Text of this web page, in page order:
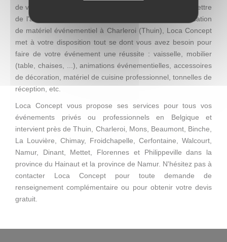
de visibilité pour une action promotionnelle ? Envie de mettre
de l'ambiance lors d'un événement ? Entreprise de location
de matériel événementiel à Charleroi (Thuin), Loca Concept
met à votre disposition tout se dont vous avez besoin pour
faire de votre événement une réussite : vaisselle, mobilier
(table, chaises, ...), animations événementielles, accessoires
de décoration, matériel de cuisine professionnel, tonnelles de
réception, etc.
Loca Concept vous propose ses services pour tous vos
événements privés ou professionnels en Belgique et
intervient près de Thuin, Charleroi, Mons, Beaumont, Binche,
La Louvière, Chimay, Froidchapelle, Cerfontaine, Walcourt,
Namur, Dinant, Mettet, Florennes et Philippeville dans la
province du Hainaut et la province de Namur. N'hésitez pas à
contacter Loca Concept pour toute demande de
renseignement complémentaire ou pour obtenir votre devis
gratuit.